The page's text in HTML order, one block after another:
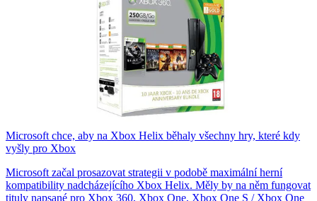
Microsoft chce, aby na Xbox Helix běhaly všechny hry, které kdy
vyšly pro Xbox
Microsoft začal prosazovat strategii v podobě maximální herní
kompatibility nadcházejícího Xbox Helix. Měly by na něm fungovat
tituly napsané pro Xbox 360, Xbox One, Xbox One S / Xbox One